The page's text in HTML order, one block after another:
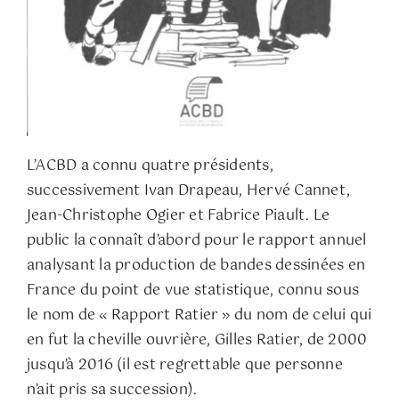
L’ACBD a connu quatre présidents,
successivement Ivan Drapeau, Hervé Cannet,
Jean-Christophe Ogier et Fabrice Piault. Le
public la connaît d’abord pour le rapport annuel
analysant la production de bandes dessinées en
France du point de vue statistique, connu sous
le nom de « Rapport Ratier » du nom de celui qui
en fut la cheville ouvrière, Gilles Ratier, de 2000
jusqu’à 2016 (il est regrettable que personne
n’ait pris sa succession).